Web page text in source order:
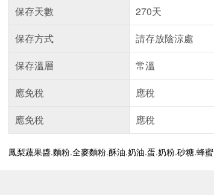
保存天數
270天
保存方式
請存放陰涼處
保存溫層
常溫
應免稅
應稅
應免稅
應稅
鳳梨蔬果醬.麵粉.全麥麵粉.酥油.奶油.蛋.奶粉.砂糖.蜂蜜